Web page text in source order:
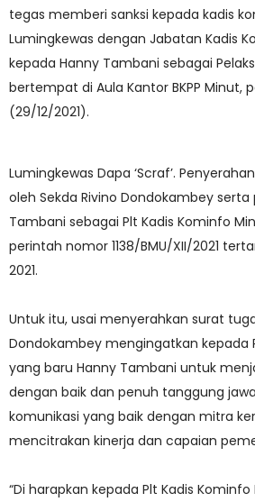
tegas memberi sanksi kepada kadis
Lumingkewas dengan Jabatan Kadis
kepada Hanny Tambani sebagai
bertempat di Aula Kantor BKPP Minut,
(29/12/2021).
Lumingkewas Dapa ‘Scraf’.
oleh Sekda Rivino Dondokambey
Tambani sebagai Plt Kadis Kominfo
perintah nomor 1138/BMU/XII/2021
2021.
Untuk itu, usai menyerahkan surat
Dondokambey mengingatkan kepada
yang baru Hanny Tambani untuk
dengan baik dan penuh tanggung
komunikasi yang baik dengan mitra
mencitrakan kinerja dan capaian
“Di harapkan kepada Plt Kadis